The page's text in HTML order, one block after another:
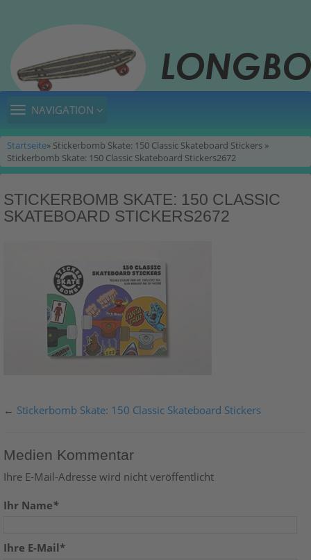
TOGGLE
NAVIGATION
Startseite» Stickerbomb Skate: 150 Classic Skateboard Stickers »
Stickerbomb Skate: 150 Classic Skateboard Stickers2672
STICKERBOMB SKATE: 150 CLASSIC
SKATEBOARD STICKERS2672
← Stickerbomb Skate: 150 Classic Skateboard Stickers
Medien Kommentar
Ihre E-Mail-Adresse wird nicht veröffentlicht
Ihr Name*
Ihre E-Mail*